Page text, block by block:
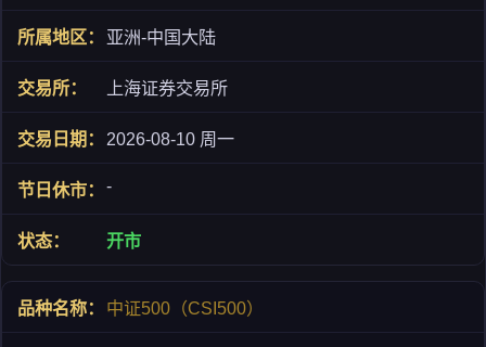
亚洲-中国大陆
上海证券交易所
2026-08-10 周一
-
开市
中证500（CSI500）